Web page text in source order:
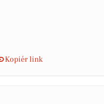
Kopiér link